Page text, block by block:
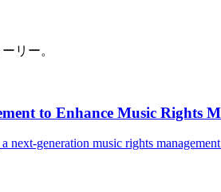
リー。
to Enhance Music Rights
generation music rights